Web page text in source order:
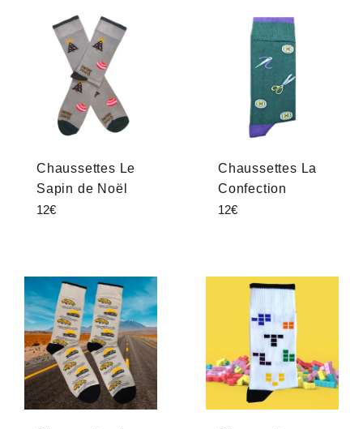
Chaussettes Le
Sapin de Noël
Prix
12€
Chaussettes La
Confection
Prix
12€